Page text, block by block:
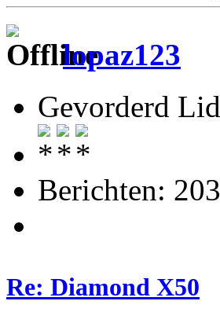
lopaz123
Gevorderd Lid
Berichten: 203
Re: Diamond X50